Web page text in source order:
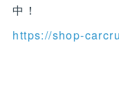
中！
https://shop-